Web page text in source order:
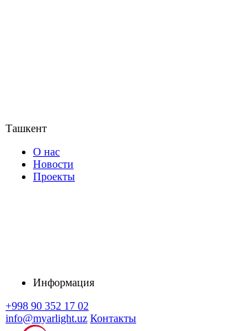
Ташкент
О нас
Новости
Проекты
Информация
+998 90 352 17 02
info@myarlight.uz Контакты